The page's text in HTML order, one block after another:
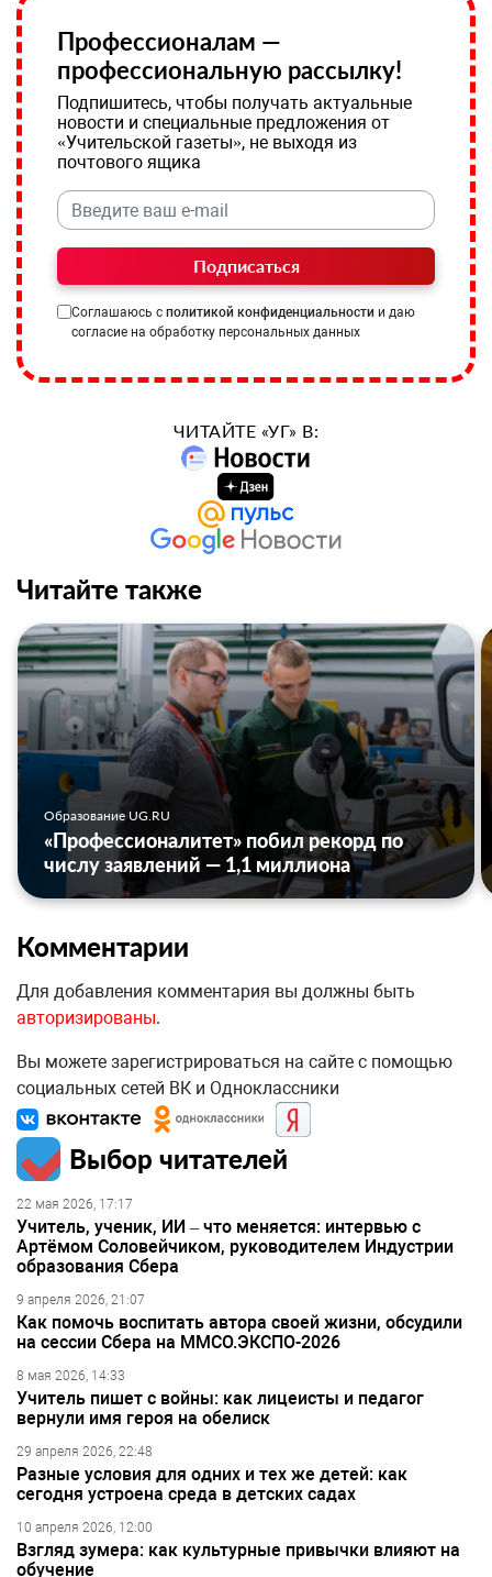
Профессионалам —
профессиональную рассылку!
Подпишитесь, чтобы получать актуальные
новости и специальные предложения от
«Учительской газеты», не выходя из
почтового ящика
Подписаться
Соглашаюсь с политикой конфиденциальности и даю
согласие на обработку персональных данных
ЧИТАЙТЕ «УГ» В:
Читайте также
Образование UG.RU
«Профессионалитет» побил рекорд по
числу заявлений — 1,1 миллиона
Комментарии
Для добавления комментария вы должны быть
авторизированы.
Вы можете зарегистрироваться на сайте с помощью
социальных сетей ВК и Одноклассники
Выбор читателей
22 мая 2026, 17:17
Учитель, ученик, ИИ – что меняется: интервью с
Артёмом Соловейчиком, руководителем Индустрии
образования Сбера
9 апреля 2026, 21:07
Как помочь воспитать автора своей жизни, обсудили
на сессии Сбера на ММСО.ЭКСПО-2026
8 мая 2026, 14:33
Учитель пишет с войны: как лицеисты и педагог
вернули имя героя на обелиск
29 апреля 2026, 22:48
Разные условия для одних и тех же детей: как
сегодня устроена среда в детских садах
10 апреля 2026, 12:00
Взгляд зумера: как культурные привычки влияют на
обучение